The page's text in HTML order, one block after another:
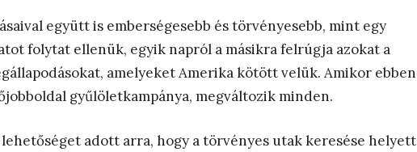
együtt is emberségesebb és törvényesebb, mint egy
folytat ellenük, egyik napról a másikra felrúgja azokat a
amelyeket Amerika kötött velük. Amikor ebben
gyűlöletkampánya, megváltozik minden.
adott arra, hogy a törvényes utak keresése helyett